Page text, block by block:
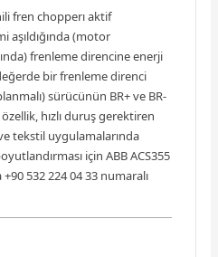
fren chopperı aktif
aşıldığında (motor
frenleme direncine enerji
bir frenleme direnci
sürücünün BR+ ve BR-
hızlı duruş gerektiren
tekstil uygulamalarında
için ABB ACS355
532 224 04 33 numaralı